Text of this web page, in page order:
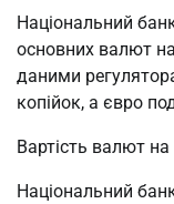
Національний
основних валют
даними
копійок, а євро
Вартість валют
Національний